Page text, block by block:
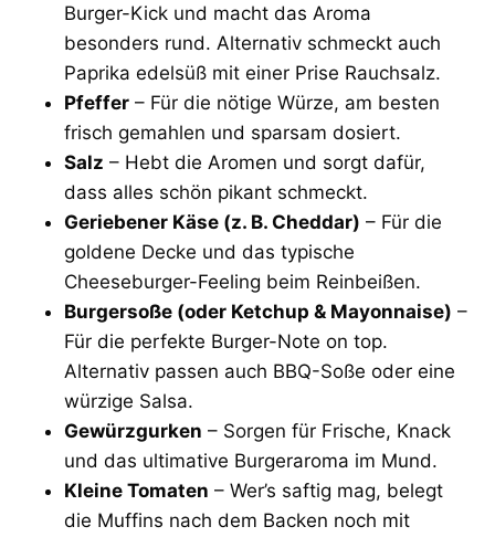
Burger-Kick und macht das Aroma
besonders rund. Alternativ schmeckt auch
Paprika edelsüß mit einer Prise Rauchsalz.
Pfeffer – Für die nötige Würze, am besten
frisch gemahlen und sparsam dosiert.
Salz – Hebt die Aromen und sorgt dafür,
dass alles schön pikant schmeckt.
Geriebener Käse (z. B. Cheddar) – Für die
goldene Decke und das typische
Cheeseburger-Feeling beim Reinbeißen.
Burgersoße (oder Ketchup & Mayonnaise) –
Für die perfekte Burger-Note on top.
Alternativ passen auch BBQ-Soße oder eine
würzige Salsa.
Gewürzgurken – Sorgen für Frische, Knack
und das ultimative Burgeraroma im Mund.
Kleine Tomaten – Wer’s saftig mag, belegt
die Muffins nach dem Backen noch mit